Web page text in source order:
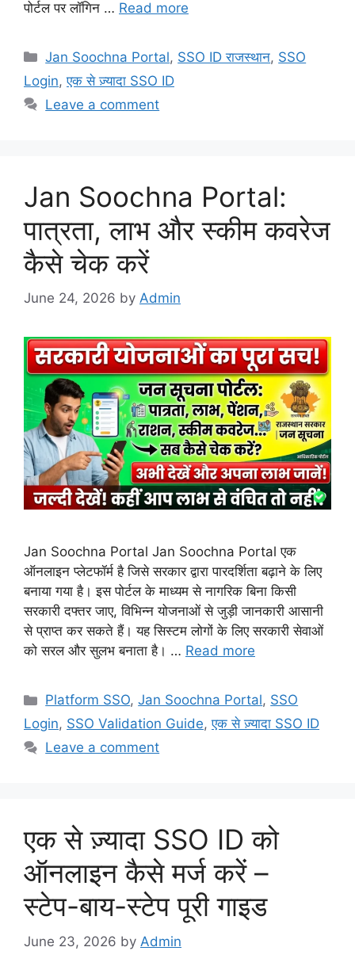
पोर्टल पर लॉगिन … Read more
Categories
Jan Soochna Portal, SSO ID राजस्थान, SSO
Login,एक से ज़्यादा SSO ID
Leave a comment
Jan Soochna Portal:
पात्रता, लाभ और स्कीम कवरेज
कैसे चेक करें
June 24, 2026 by Admin
Jan Soochna Portal Jan Soochna Portal एक
ऑनलाइन प्लेटफॉर्म है जिसे सरकार द्वारा पारदर्शिता बढ़ाने के लिए
बनाया गया है। इस पोर्टल के माध्यम से नागरिक बिना किसी
सरकारी दफ्तर जाए, विभिन्न योजनाओं से जुड़ी जानकारी आसानी
से प्राप्त कर सकते हैं। यह सिस्टम लोगों के लिए सरकारी सेवाओं
को सरल और सुलभ बनाता है। … Read more
Categories
Platform SSO,Jan Soochna Portal, SSO
Login, SSO Validation Guide,एक से ज़्यादा SSO ID
Leave a comment
एक से ज़्यादा SSO ID को
ऑनलाइन कैसे मर्ज करें –
स्टेप-बाय-स्टेप पूरी गाइड
June 23, 2026 by Admin